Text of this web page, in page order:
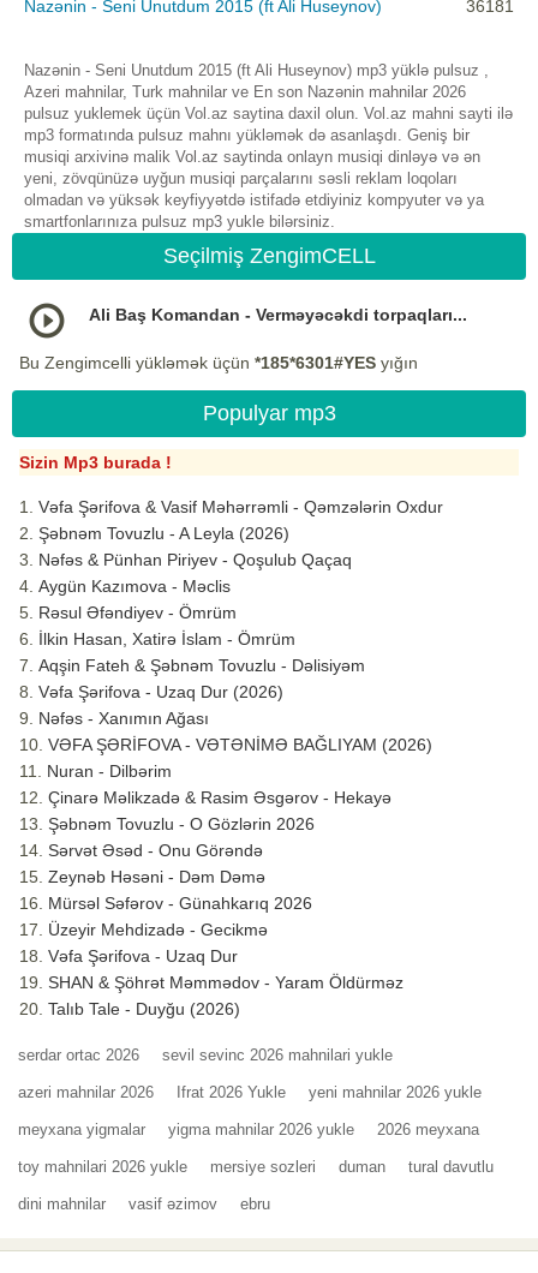
Nazənin - Seni Unutdum 2015 (ft Ali Huseynov)
36181
Nazənin - Seni Unutdum 2015 (ft Ali Huseynov) mp3 yüklə pulsuz ,
Azeri mahnilar, Turk mahnilar ve En son Nazənin mahnilar 2026
pulsuz yuklemek üçün Vol.az saytina daxil olun. Vol.az mahni sayti ilə
mp3 formatında pulsuz mahnı yükləmək də asanlaşdı. Geniş bir
musiqi arxivinə malik Vol.az saytinda onlayn musiqi dinləyə və ən
yeni, zövqünüzə uyğun musiqi parçalarını səsli reklam loqoları
olmadan və yüksək keyfiyyətdə istifadə etdiyiniz kompyuter və ya
smartfonlarınıza pulsuz mp3 yukle bilərsiniz.
Seçilmiş ZengimCELL
Ali Baş Komandan - Verməyəcəkdi torpaqları...
Bu Zengimcelli yükləmək üçün *185*6301#YES yığın
Populyar mp3
Sizin Mp3 burada !
Vəfa Şərifova & Vasif Məhərrəmli - Qəmzələrin Oxdur
Şəbnəm Tovuzlu - A Leyla (2026)
Nəfəs & Pünhan Piriyev - Qoşulub Qaçaq
Aygün Kazımova - Məclis
Rəsul Əfəndiyev - Ömrüm
İlkin Hasan, Xatirə İslam - Ömrüm
Aqşin Fateh & Şəbnəm Tovuzlu - Dəlisiyəm
Vəfa Şərifova - Uzaq Dur (2026)
Nəfəs - Xanımın Ağası
VƏFA ŞƏRİFOVA - VƏTƏNİMƏ BAĞLIYAM (2026)
Nuran - Dilbərim
Çinarə Məlikzadə & Rasim Əsgərov - Hekayə
Şəbnəm Tovuzlu - O Gözlərin 2026
Sərvət Əsəd - Onu Görəndə
Zeynəb Həsəni - Dəm Dəmə
Mürsəl Səfərov - Günahkarıq 2026
Üzeyir Mehdizadə - Gecikmə
Vəfa Şərifova - Uzaq Dur
SHAN & Şöhrət Məmmədov - Yaram Öldürməz
Talıb Tale - Duyğu (2026)
serdar ortac 2026 sevil sevinc 2026 mahnilari yukle
azeri mahnilar 2026 Ifrat 2026 Yukle yeni mahnilar 2026 yukle
meyxana yigmalar yigma mahnilar 2026 yukle 2026 meyxana
toy mahnilari 2026 yukle mersiye sozleri duman tural davutlu
dini mahnilar vasif əzimov ebru